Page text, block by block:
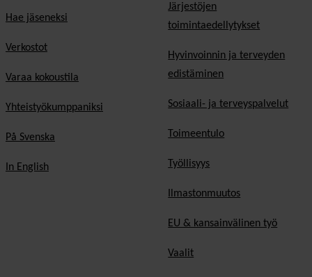
Hae jäseneksi
Verkostot
Varaa kokoustila
Yhteistyökumppaniksi
På Svenska
In English
Järjestöjen
toimintaedellytykset
Hyvinvoinnin ja terveyden
edistäminen
Sosiaali- ja terveyspalvelut
Toimeentulo
Työllisyys
Ilmastonmuutos
EU & kansainvälinen työ
Vaalit